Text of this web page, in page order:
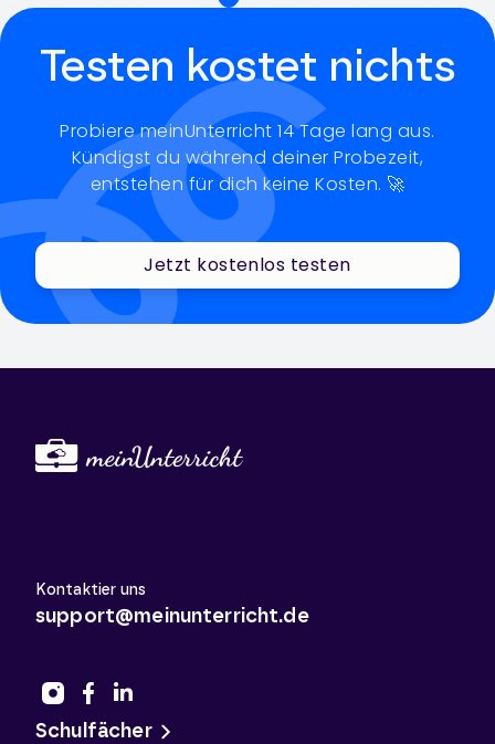
Testen kostet nichts
Probiere meinUnterricht 14 Tage lang aus.
Kündigst du während deiner Probezeit,
entstehen für dich keine Kosten. 🚀
Jetzt kostenlos testen
Kontaktier uns
support@meinunterricht.de
Schulfächer